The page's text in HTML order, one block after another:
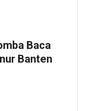
Baca
Banten